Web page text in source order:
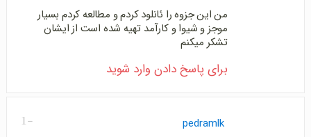
من این جزوه را ئانلود کردم و مطالعه کردم بسیار
موجز و شیوا و کارآمد تهیه شده است از ایشان
تشکر میکنم
برای پاسخ دادن وارد شوید
-1 pedramlk